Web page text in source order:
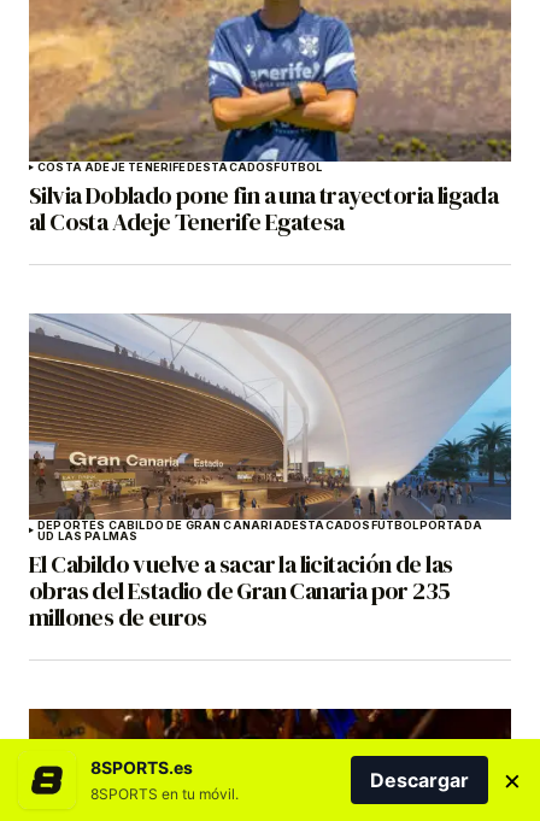
COSTA ADEJE TENERIFEDESTACADOSFÚTBOL
Silvia Doblado pone fin a una trayectoria ligada
al Costa Adeje Tenerife Egatesa
DEPORTES CABILDO DE GRAN CANARIADESTACADOSFÚTBOLPORTADA
UD LAS PALMAS
El Cabildo vuelve a sacar la licitación de las
obras del Estadio de Gran Canaria por 235
millones de euros
8SPORTS.es
8SPORTS en tu móvil.
Descargar ×